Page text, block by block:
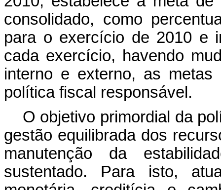
consolidado, como
para o exercício de 2010 e
cada exercício, havendo
interno e externo, as
política fiscal responsável.
O objetivo primordial da
gestão equilibrada dos
manutenção da
sustentado. Para isto,